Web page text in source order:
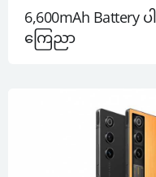
6,600mAh Battery
ကြေညာ